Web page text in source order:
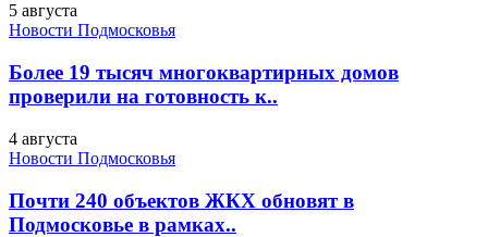
5 августа
Новости Подмосковья
Более 19 тысяч многоквартирных домов
проверили на готовность к..
4 августа
Новости Подмосковья
Почти 240 объектов ЖКХ обновят в
Подмосковье в рамках..